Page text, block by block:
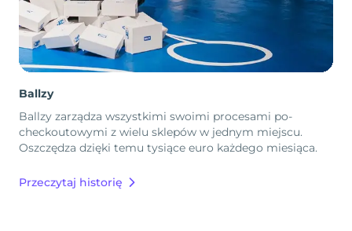
Ballzy
Ballzy zarządza wszystkimi swoimi procesami po-
checkoutowymi z wielu sklepów w jednym miejscu.
Oszczędza dzięki temu tysiące euro każdego miesiąca.
Przeczytaj historię